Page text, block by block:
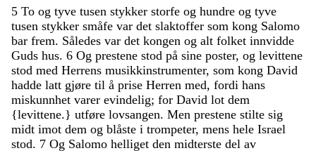
5 To og tyve tusen stykker storfe og hundre og tyve
tusen stykker småfe var det slaktoffer som kong Salomo
bar frem. Således var det kongen og alt folket innvidde
Guds hus. 6 Og prestene stod på sine poster, og levittene
stod med Herrens musikkinstrumenter, som kong David
hadde latt gjøre til å prise Herren med, fordi hans
miskunnhet varer evindelig; for David lot dem
{levittene.} utføre lovsangen. Men prestene stilte sig
midt imot dem og blåste i trompeter, mens hele Israel
stod. 7 Og Salomo helliget den midterste del av